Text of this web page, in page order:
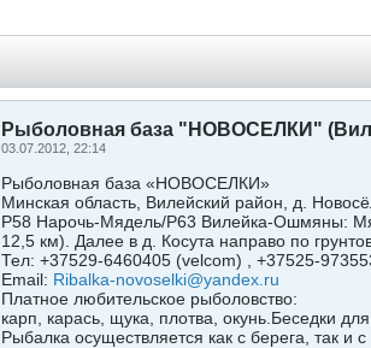
Рыболовная база "НОВОСЕЛКИ"
03.07.2012, 22:14
Рыболовная база «НОВОСЕЛКИ»
Минская область, Вилейский район, д.
Р58 Нарочь-Мядель/Р63 Вилейка-Ошмяны:
12,5 км). Далее в д. Косута направо по
Тел: +37529-6460405 (velcom) , +37525-
Email: Ribalka-novoselki@yandex.ru
Платное любительское рыболовство:
карп, карась, щука, плотва, окунь.Беседки
Рыбалка осуществляется как с берега, так и с